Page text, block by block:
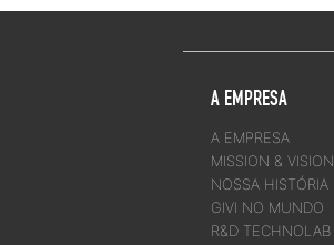
A EMPRESA
A EMPRESA
MISSION & VISION
NOSSA HISTÓRIA
GIVI NO MUNDO
R&D TECHNOLAB